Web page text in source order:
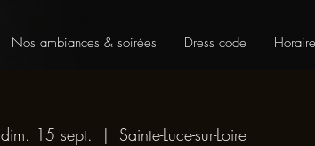
Nos ambiances & soirées Dress code
dim. 15 sept.
  |
Sainte-Luce-sur-Loire